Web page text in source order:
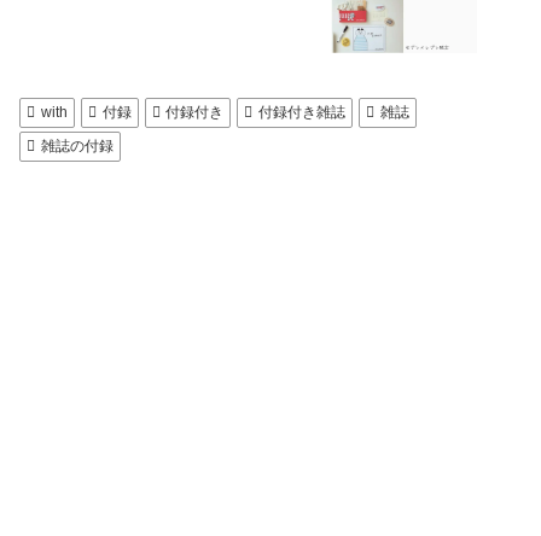
with 付録 付録付き 付録付き雑誌
雑誌
雑誌の付録